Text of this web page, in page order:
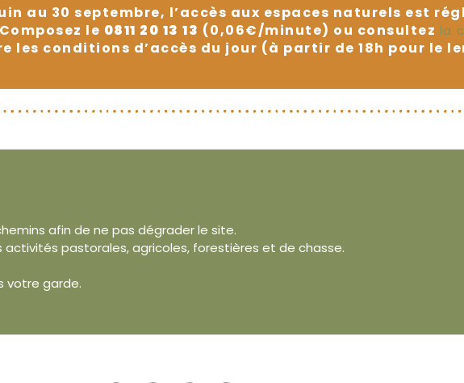
au 30 septembre, l’accès aux espaces naturels est
le 0811 20 13 13 (0,06€/minute) ou consultez la
les conditions d’accès du jour (à partir de 18h pour le
afin de ne pas dégrader le site.
pastorales, agricoles, forestières et de chasse.
votre garde.